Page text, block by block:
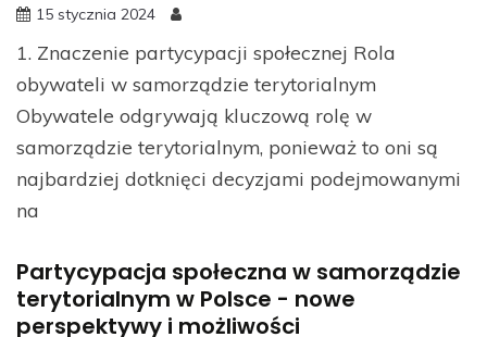
15 stycznia 2024
1. Znaczenie partycypacji społecznej Rola
obywateli w samorządzie terytorialnym
Obywatele odgrywają kluczową rolę w
samorządzie terytorialnym, ponieważ to oni są
najbardziej dotknięci decyzjami podejmowanymi
na
Partycypacja społeczna w samorządzie
terytorialnym w Polsce - nowe
perspektywy i możliwości